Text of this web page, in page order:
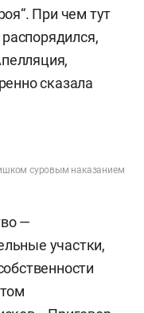
При чем тут
сказала
суровым наказанием
—
участки,